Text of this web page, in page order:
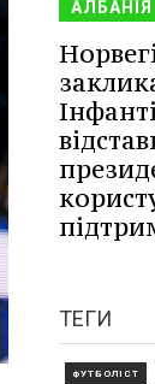
АЛБАНІЯ
ТЕГИ
ФУТБОЛІСТ